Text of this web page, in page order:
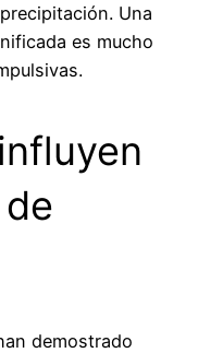
Una
es mucho
demostrado